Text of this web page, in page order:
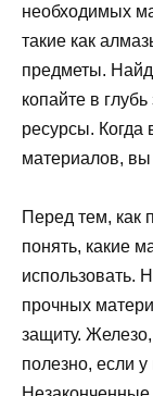
необходимых
такие как
предметы.
копайте в
ресурсы. Когда
материалов, вы
Перед тем, как
понять, какие
использовать.
прочных
защиту.
полезно, если